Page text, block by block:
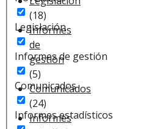
Legislación
Informes de gestión
Comunicados
Informes estadísticos
(18)
Informes
de
gestión
(5)
Comunicados
(24)
Informes